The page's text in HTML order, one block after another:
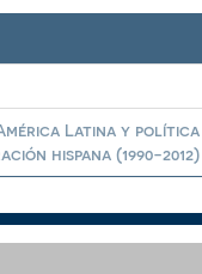
Latina y
hispana (1990-2012)